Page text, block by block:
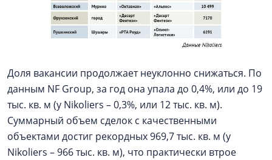
Доля вакансии продолжает неуклонно снижаться. По
данным NF Group, за год она упала до 0,4%, или до 19
тыс. кв. м (у Nikoliers – 0,3%, или 12 тыс. кв. м).
Суммарный объем сделок с качественными
объектами достиг рекордных 969,7 тыс. кв. м (у
Nikoliers – 966 тыс. кв. м), что практически втрое